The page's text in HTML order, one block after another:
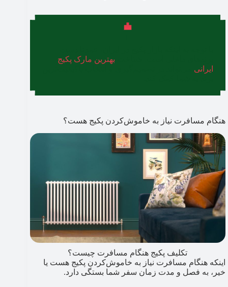
بهترین مارک پکیج
ایرانی
هنگام مسافرت نیاز به خاموش‌کردن پکیج هست؟
تکلیف پکیج هنگام مسافرت چیست؟
اینکه هنگام مسافرت نیاز به خاموش‌کردن پکیج هست یا
خیر، به فصل و مدت زمان سفر شما بستگی دارد.